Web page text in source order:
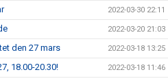
2022-03-30 22:11
2022-03-20 21:03
den 27 mars 2022-03-18 13:25
18.00-20.30! 2022-03-18 11:46